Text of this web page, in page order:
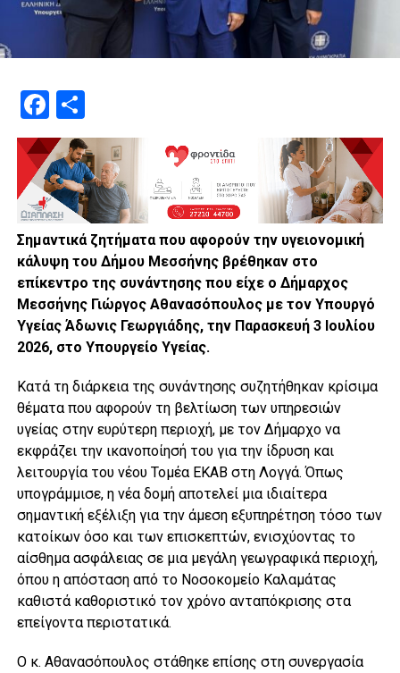
Facebook
Σημαντικά ζητήματα που αφορούν την υγειονομική
κάλυψη του Δήμου Μεσσήνης βρέθηκαν στο
επίκεντρο της συνάντησης που είχε ο Δήμαρχος
Μεσσήνης Γιώργος Αθανασόπουλοςμε τον Υπουργό
Υγείας Άδωνις Γεωργιάδης, την Παρασκευή 3 Ιουλίου
2026, στο Υπουργείο Υγείας.
Κατά τη διάρκεια της συνάντησης συζητήθηκαν κρίσιμα
θέματα που αφορούν τη βελτίωση των υπηρεσιών
υγείας στην ευρύτερη περιοχή, με τον Δήμαρχο να
εκφράζει την ικανοποίησή του για την ίδρυση και
λειτουργία του νέου Τομέα ΕΚΑΒ στη Λογγά. Όπως
υπογράμμισε, η νέα δομή αποτελεί μια ιδιαίτερα
σημαντική εξέλιξη για την άμεση εξυπηρέτηση τόσο των
κατοίκων όσο και των επισκεπτών, ενισχύοντας το
αίσθημα ασφάλειας σε μια μεγάλη γεωγραφικά περιοχή,
όπου η απόσταση από το Νοσοκομείο Καλαμάτας
καθιστά καθοριστικό τον χρόνο ανταπόκρισης στα
επείγοντα περιστατικά.
Ο κ. Αθανασόπουλος στάθηκε επίσης στη συνεργασία